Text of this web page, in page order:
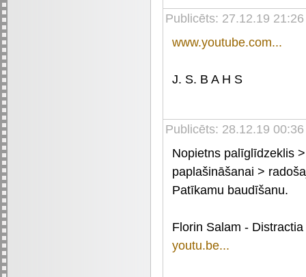
Publicēts: 27.12.19 21:26
www.youtube.com...
J. S. B A H S
Publicēts: 28.12.19 00:36
Nopietns palīglīdzeklis
paplašināšanai >
Patīkamu baudīšanu.
Florin Salam -
youtu.be...